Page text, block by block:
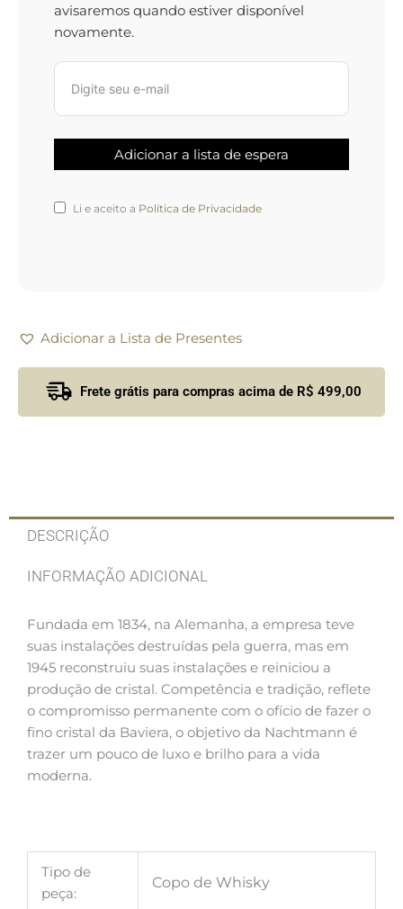
avisaremos quando estiver disponível
novamente.
Li e aceito a Política de Privacidade
Adicionar a Lista de Presentes
Frete grátis para compras acima de R$ 499,00
DESCRIÇÃO
INFORMAÇÃO ADICIONAL
Fundada em 1834, na Alemanha, a empresa teve
suas instalações destruídas pela guerra, mas em
1945 reconstruiu suas instalações e reiniciou a
produção de cristal. Competência e tradição, reflete
o compromisso permanente com o ofício de fazer o
fino cristal da Baviera, o objetivo da Nachtmann é
trazer um pouco de luxo e brilho para a vida
moderna.
Tipo de
peça:
Copo de Whisky